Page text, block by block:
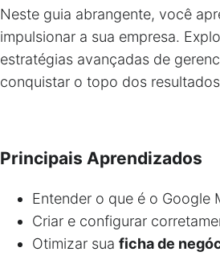
Neste guia abrangente, você
impulsionar a sua empresa.
estratégias avançadas de
conquistar o topo dos
Principais Aprendizados
Entender o que é o Google
Criar e configurar
Otimizar sua ficha de